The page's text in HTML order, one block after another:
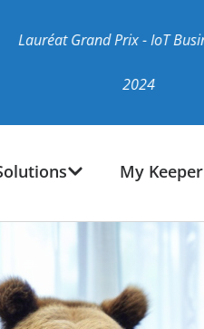
- IoT Business Hub
My Keeper